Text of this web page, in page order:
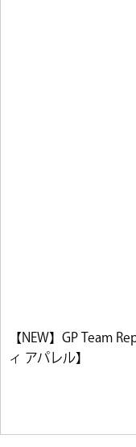
【NEW】GP Team
ィ アパレル】